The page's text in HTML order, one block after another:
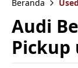
Beranda
Audi